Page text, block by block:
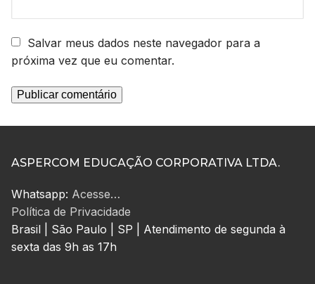
Salvar meus dados neste navegador para a
próxima vez que eu comentar.
ASPERCOM EDUCAÇÃO CORPORATIVA LTDA.
Whatsapp: Acesse…
Política de Privacidade
Brasil | São Paulo | SP | Atendimento de segunda à
sexta das 9h as 17h